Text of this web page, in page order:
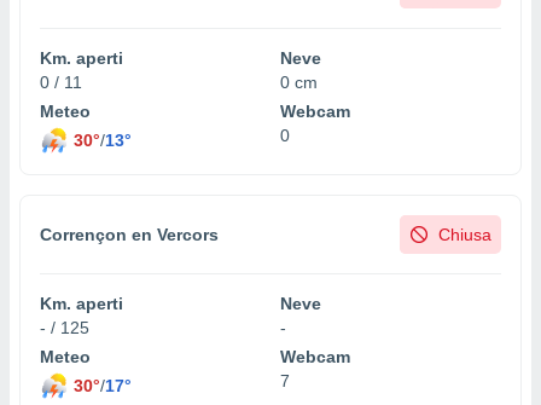
Km. aperti
0 / 11
Neve
0 cm
Meteo
30°/13°
Webcam
0
Corrençon en Vercors Chiusa
Km. aperti
- / 125
Neve
-
Meteo
30°/17°
Webcam
7